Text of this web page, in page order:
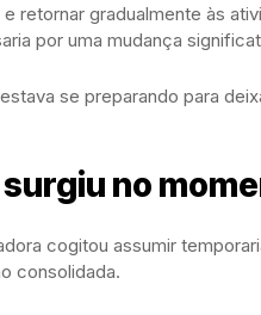
retornar gradualmente às
por uma mudança
se preparando para
no
cogitou assumir
consolidada.